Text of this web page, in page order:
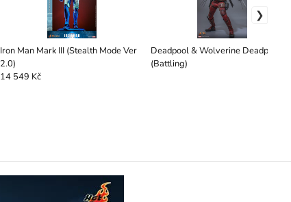
Iron Man Mark III (Stealth Mode Ver
2.0)
14 549 Kč
Deadpool & Wolverine Deadpool
(Battling)